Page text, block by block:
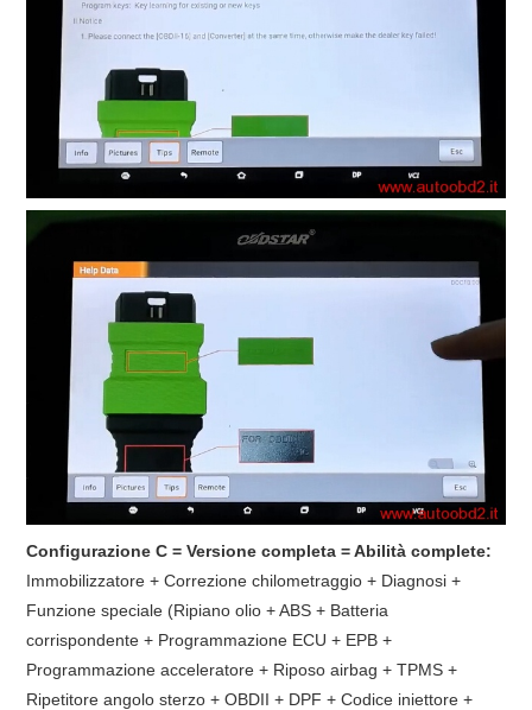
Configurazione C = Versione completa = Abilità complete:
Immobilizzatore + Correzione chilometraggio + Diagnosi +
Funzione speciale (Ripiano olio + ABS + Batteria
corrispondente + Programmazione ECU + EPB +
Programmazione acceleratore + Riposo airbag + TPMS +
Ripetitore angolo sterzo + OBDII + DPF + Codice iniettore +